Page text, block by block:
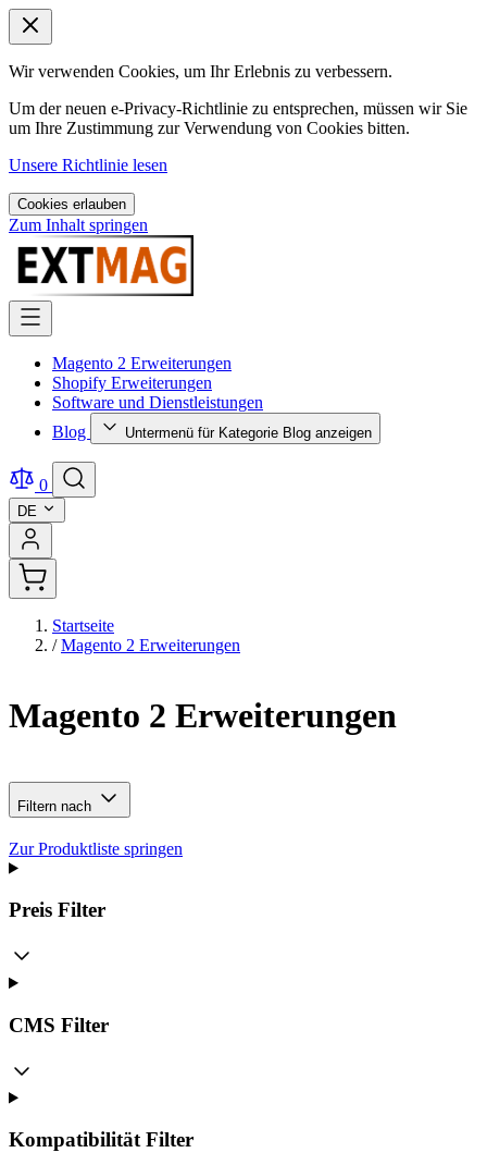
Wir verwenden Cookies, um Ihr Erlebnis zu verbessern.
Um der neuen e-Privacy-Richtlinie zu entsprechen, müssen wir Sie
um Ihre Zustimmung zur Verwendung von Cookies bitten.
Unsere Richtlinie lesen
Cookies erlauben
Zum Inhalt springen
Magento 2 Erweiterungen
Shopify Erweiterungen
Software und Dienstleistungen
Blog
Untermenü für Kategorie Blog anzeigen
0
DE
Startseite
/ Magento 2 Erweiterungen
Magento 2 Erweiterungen
Filtern nach
Zur Produktliste springen
Preis Filter
CMS Filter
KompatibilitätFilter